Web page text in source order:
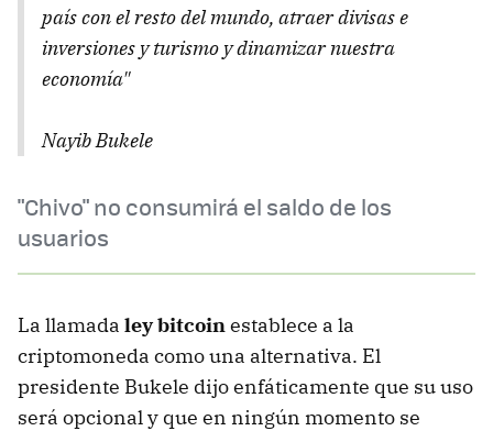
país con el resto del mundo, atraer divisas e
inversiones y turismo y dinamizar nuestra
economía"
Nayib Bukele
"Chivo" no consumirá el saldo de los
usuarios
La llamada ley bitcoinestablece a la
criptomoneda como una alternativa. El
presidente Bukele dijo enfáticamente que su uso
será opcional y que en ningún momento se